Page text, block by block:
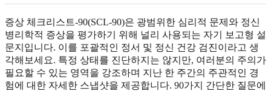
증상 체크리스트-90(SCL-90)은 광범위한 심리적 문제와 정신
병리학적 증상을 평가하기 위해 널리 사용되는 자기 보고형 설
문지입니다. 이를 포괄적인 정서 및 정신 건강 검진이라고 생
각해보세요. 특정 상태를 진단하지는 않지만, 여러분의 주의가
필요할 수 있는 영역을 강조하며 지난 한 주간의 주관적인 경
험에 대한 자세한 스냅샷을 제공합니다. 90가지 간단한 질문에